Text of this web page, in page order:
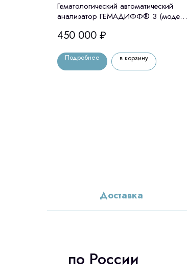
Гематологический автоматический
анализатор ГЕМАДИФФ® 3 (модель
450 000 ₽
Подробнее в корзину
Доставка
по России